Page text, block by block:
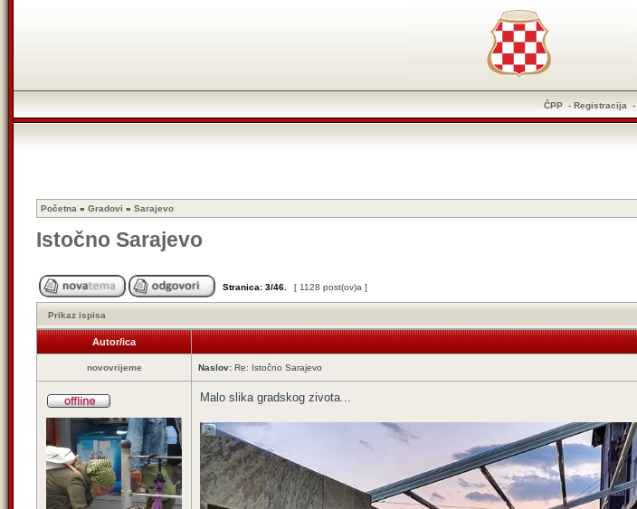
ČPP - Registracija -
Početna » Gradovi » Sarajevo
Istočno Sarajevo
Stranica: 3/46 [ 1128 post(ov)a ]
Prikaz ispisa
Autor/ica
novovrijeme Naslov: Re: Istočno Sarajevo
Malo slika gradskog zivota...